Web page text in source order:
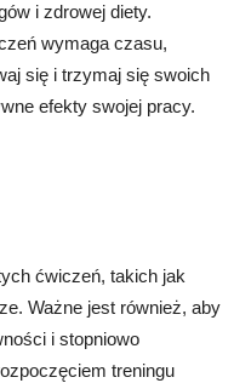
i zdrowej diety.
wymaga czasu,
się i trzymaj się swoich
efekty swojej pracy.
ćwiczeń, takich jak
Ważne jest również, aby
i stopniowo
treningu